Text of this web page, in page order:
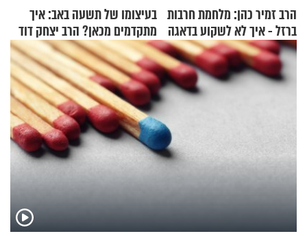
הרב זמיר כהן: מלחמת חרבות
ברזל - איך לא לשקוע בדאגה
ובעצבות על אף הכל?
בעיצומו של תשעה באב: איך
מתקדמים מכאן? הרב יצחק דוד
גרוסמן בשיחה מיוחדת